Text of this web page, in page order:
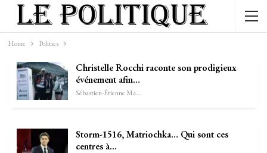
Home Politics
Christelle Rocchi raconte son prodigieux
événement afin…
Sébastien-Étienne Marechal
Storm-1516, Matriochka… Qui sont ces
centres à…